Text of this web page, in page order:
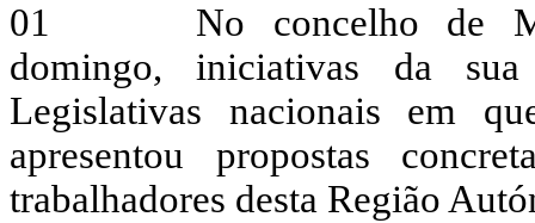
No concelho de
domingo, iniciativas da
Legislativas nacionais em
apresentou propostas
trabalhadores desta Região